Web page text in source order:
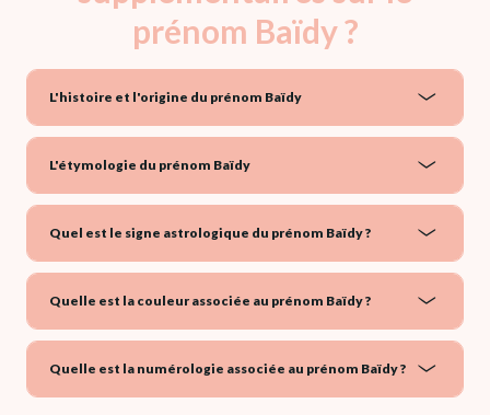
prénom Baïdy ?
L'histoire et l'origine du prénom Baïdy
L'étymologie du prénom Baïdy
Quel est le signe astrologique du prénom Baïdy ?
Quelle est la couleur associée au prénom Baïdy ?
Quelle est la numérologie associée au prénom Baïdy ?